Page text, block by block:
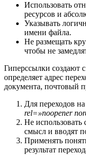
Использовать
ресурсов и
Указывать
имени файла.
Не размещать
чтобы не
Гиперссылки создают
определяет адрес
документа, почтовый
Для переходов
rel=»noopener
Не использовать
смысл и вводят
Применять
результат